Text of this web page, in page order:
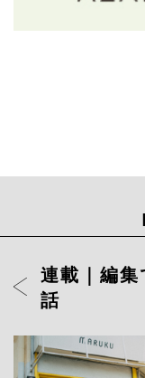
」店長・
岡山天音
連載｜編集
話